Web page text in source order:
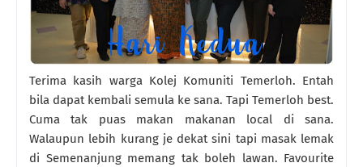
Terima kasih warga Kolej Komuniti Temerloh. Entah
bila dapat kembali semula ke sana. Tapi Temerloh best.
Cuma tak puas makan makanan local di sana.
Walaupun lebih kurang je dekat sini tapi masak lemak
di Semenanjung memang tak boleh lawan. Favourite